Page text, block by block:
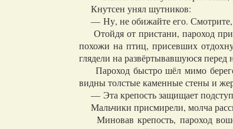
Кнутсен унял шутников:
— Ну, не обижайте его. Смотрите,
Отойдя от пристани, пароход
похожи на птиц, присевших
глядели на развёртывавшуюся
Пароход быстро шёл мимо
видны толстые каменные стены и
— Эта крепость защищает
Мальчики присмирели, молча
Миновав крепость, пароход